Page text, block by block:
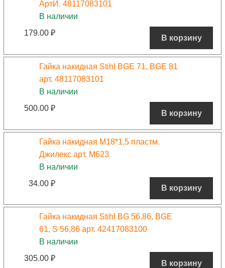
АртИ. 48117083101
В наличии
179.00 ₽
В корзину
Гайка накидная Stihl BGE 71, BGE 81
арт. 48117083101
В наличии
500.00 ₽
В корзину
Гайка накидная М18*1,5 пластм.
Джилекс арт. М623
В наличии
34.00 ₽
В корзину
Гайка накидная Stihl BG 56,86, BGE
61, S 56,86 арт. 42417083100
В наличии
305.00 ₽
В корзину